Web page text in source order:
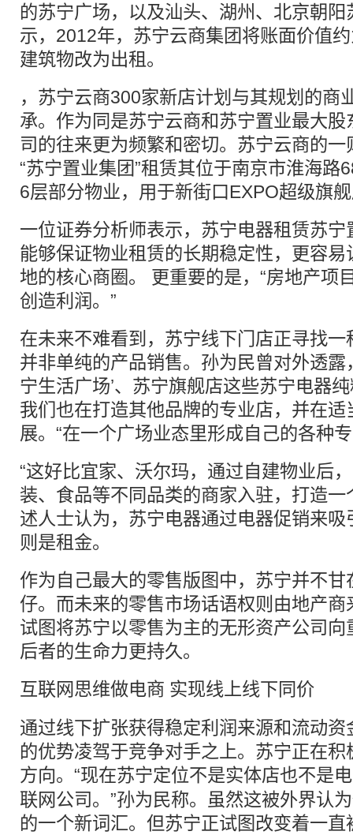
的苏宁广场，以及汕头、湖州、北京朝
示，2012年，苏宁云商集团将账面价值
建筑物改为出租。
，苏宁云商300家新店计划与其规划的商
承。作为同是苏宁云商和苏宁置业最大
司的往来更为频繁和密切。苏宁云商的
“苏宁置业集团”租赁其位于南京市淮海路
6层部分物业，用于新街口EXPO超级旗
一位证券分析师表示，苏宁电器租赁苏
能够保证物业租赁的长期稳定性，更容
地的核心商圈。 更重要的是，“房地产项
创造利润。”
在未来不难看到，苏宁线下门店正寻找
并非单纯的产品销售。孙为民曾对外透
宁生活广场’、苏宁旗舰店这些苏宁电器
我们也在打造其他品牌的专业店，并在
展。“在一个广场业态里形成自己的各种
“这好比宜家、沃尔玛，通过自建物业后
装、食品等不同品类的商家入驻，打造一
述人士认为，苏宁电器通过电器促销来
则是租金。
作为自己最大的零售版图中，苏宁并不
仔。而未来的零售市场话语权则由地产
试图将苏宁以零售为主的无形资产公司
后者的生命力更持久。
互联网思维做电商 实现线上线下同价
通过线下扩张获得稳定利润来源和流动
的优势凌驾于竞争对手之上。苏宁正在
方向。“现在苏宁定位不是实体店也不是
联网公司。”孙为民称。虽然这被外界认
的一个新词汇。但苏宁正试图改变着一